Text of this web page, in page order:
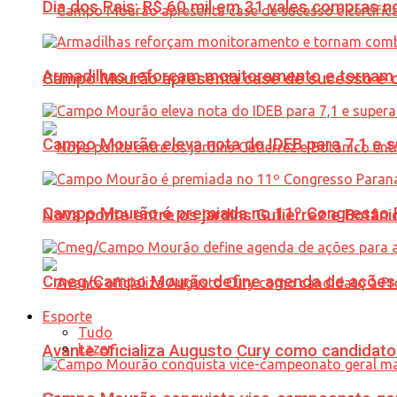
Campo Mourão apresenta case de sucesso
Nova ponte entre os jardins Gutierrez e
Avante oficializa Augusto Cury como
Dia dos Pais: R$ 60 mil em 31 vales compras
Armadilhas reforçam monitoramento e
Campo Mourão eleva nota do IDEB para 7,1 e
Campo Mourão é premiada no 11º
Cmeg/Campo Mourão define agenda de
Esporte
Tudo
Lazer